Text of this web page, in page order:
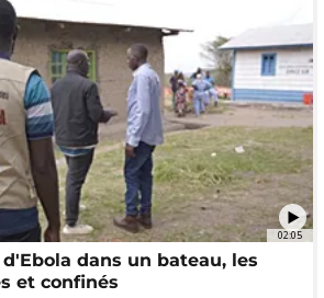
02:05
dans un bateau, les
et confinés